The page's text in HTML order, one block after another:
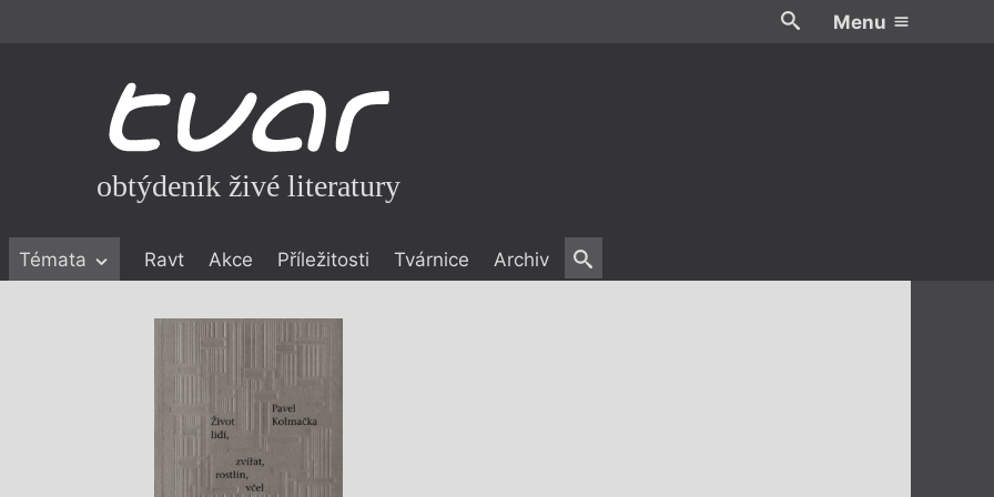
Menu
obtýdeník živé literatury
Témata Ravt Akce Příležitosti Tvárnice Archiv